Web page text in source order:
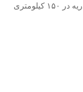
مرکز شهرستان ۲۵۰ هزار نفری تربت حیدریه در ۱۵۰ کیلومتری